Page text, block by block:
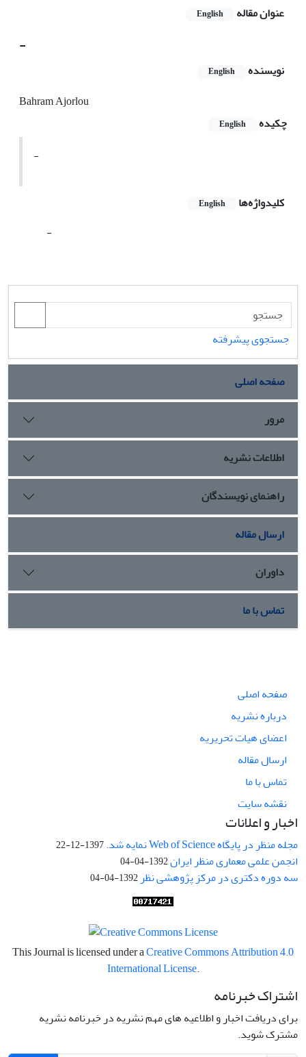
عنوان مقاله
English
-
نویسنده English
Bahram Ajorlou
چکیده
English
-
کلیدواژه‌ها English
-
جستجوی پیشرفته
صفحه اصلی
مرور
اطلاعات نشریه
راهنمای نویسندگان
ارسال مقاله
داوران
تماس با ما
صفحه اصلی
درباره نشریه
اعضای هیات تحریریه
ارسال مقاله
تماس با ما
نقشه سایت
اخبار و اعلانات
مجله منظر در پایگاه Web of Science نمایه شد. 1397-12-22
انجمن علمی معماری منظر ایران1392-04-04
سه دوره دکتری در مرکز پژوهشی نظر 1392-04-04
This Journal is licensed under aCreative Commons Attribution 4.0
International License.
اشتراک خبرنامه
برای دریافت اخبار و اطلاعیه های مهم نشریه در خبرنامه نشریه
مشترک شوید.